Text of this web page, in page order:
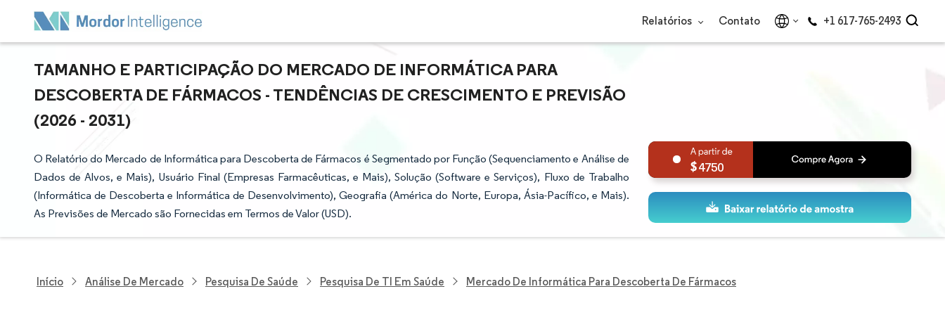
Relatórios Contato +1 617-765-2493
TAMANHO E PARTICIPAÇÃO DO MERCADO DE INFORMÁTICA PARA
DESCOBERTA DE FÁRMACOS - TENDÊNCIAS DE CRESCIMENTO E PREVISÃO
(2026 - 2031)
O Relatório do Mercado de Informática para Descoberta de Fármacos é Segmentado por Função (Sequenciamento e Análise de
Dados de Alvos, e Mais), Usuário Final (Empresas Farmacêuticas, e Mais), Solução (Software e Serviços), Fluxo de Trabalho
(Informática de Descoberta e Informática de Desenvolvimento), Geografia (América do Norte, Europa, Ásia-Pacífico, e Mais).
As Previsões de Mercado são Fornecidas em Termos de Valor (USD).
4750
Início Análise De Mercado Pesquisa De Saúde Pesquisa De TI Em Saúde Mercado De Informática Para Descoberta De Fármacos